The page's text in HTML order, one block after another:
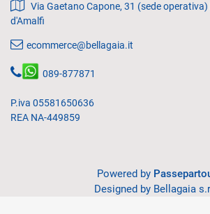
Via Gaetano Capone, 31 (sede
d'Amalfi
ecommerce@bellagaia.it
089-877871
P.iva 05581650636
REA NA-449859
Powered by
Designed by Bellagaia